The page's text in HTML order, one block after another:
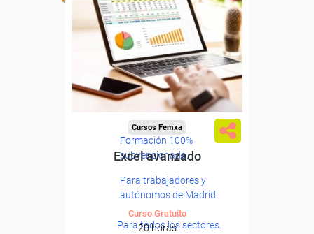
Formación 100%
subvencionada.
Para trabajadores y
autónomos de Madrid.
Para todos los sectores.
Cursos Femxa
Excel avanzado
Curso Gratuito
20 horas